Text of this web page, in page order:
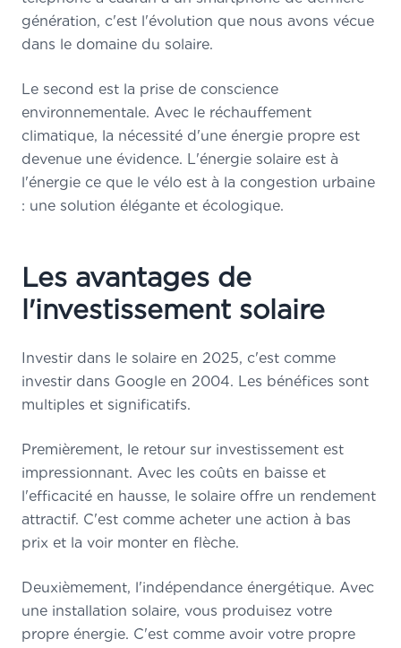
génération, c'est l'évolution que nous avons vécue
dans le domaine du solaire.
Le second est la prise de conscience
environnementale. Avec le réchauffement
climatique, la nécessité d'une énergie propre est
devenue une évidence. L'énergie solaire est à
l'énergie ce que le vélo est à la congestion urbaine
: une solution élégante et écologique.
Les avantages de
l'investissement solaire
Investir dans le solaire en 2025, c'est comme
investir dans Google en 2004. Les bénéfices sont
multiples et significatifs.
Premièrement, le retour sur investissement est
impressionnant. Avec les coûts en baisse et
l'efficacité en hausse, le solaire offre un rendement
attractif. C'est comme acheter une action à bas
prix et la voir monter en flèche.
Deuxièmement, l'indépendance énergétique. Avec
une installation solaire, vous produisez votre
propre énergie. C'est comme avoir votre propre